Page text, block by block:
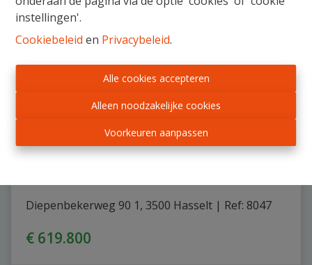
instellingen'.
Cookiebeleid en Privacybeleid.
Alle cookies accepteren
Alleen noodzakelijke cookies
Voorkeuren aanpassen
Diepenbekerweg 90 1, 3500 Hasselt | Ref: 8047
€ 619.800